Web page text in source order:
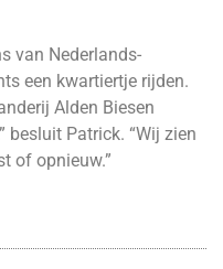
van Nederlands-
een kwartiertje rijden.
Alden Biesen
besluit Patrick. “Wij zien
of opnieuw.”